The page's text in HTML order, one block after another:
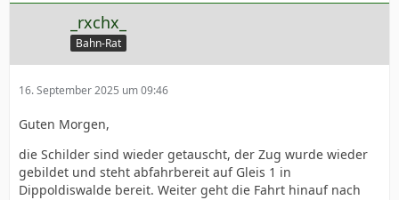
_rxchx_
Bahn-Rat
16. September 2025 um 09:46
Guten Morgen,
die Schilder sind wieder getauscht, der Zug wurde wieder
gebildet und steht abfahrbereit auf Gleis 1 in
Dippoldiswalde bereit. Weiter geht die Fahrt hinauf nach